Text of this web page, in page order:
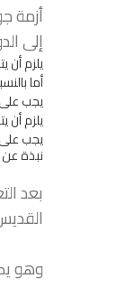
أزمة
إلى
يلزم أن
أما
يجب على
يلزم أن
يجب
نبذة
بعد
وهو